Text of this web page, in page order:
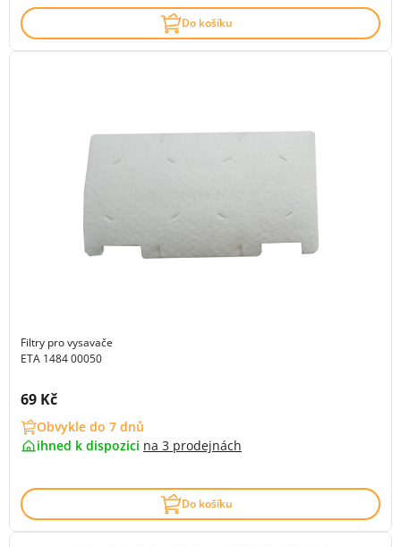
Do košíku
Filtry pro vysavače
ETA 1484 00050
Cena s DPH:
69 Kč
Obvykle do 7 dnů
ihned k dispozici na 3 prodejnách
Do košíku